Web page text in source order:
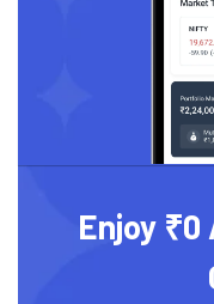
Enjoy ₹0